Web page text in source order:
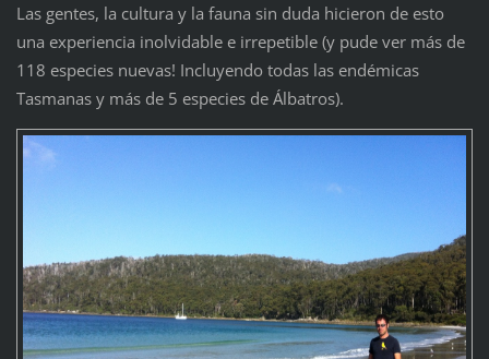
Las gentes, la cultura y la fauna sin duda hicieron de esto
una experiencia inolvidable e irrepetible (y pude ver más de
118 especies nuevas! Incluyendo todas las endémicas
Tasmanas y más de 5 especies de Álbatros).